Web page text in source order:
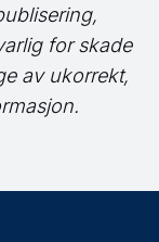
for skade
av ukorrekt,